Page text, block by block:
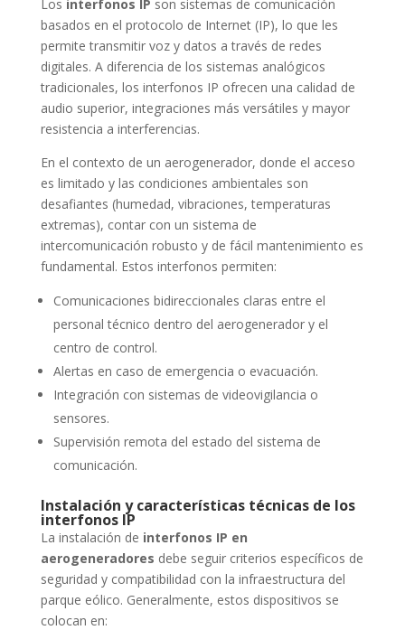
Los interfonos IP son sistemas de comunicación
basados en el protocolo de Internet (IP), lo que les
permite transmitir voz y datos a través de redes
digitales. A diferencia de los sistemas analógicos
tradicionales, los interfonos IP ofrecen una calidad de
audio superior, integraciones más versátiles y mayor
resistencia a interferencias.
En el contexto de un aerogenerador, donde el acceso
es limitado y las condiciones ambientales son
desafiantes (humedad, vibraciones, temperaturas
extremas), contar con un sistema de
intercomunicación robusto y de fácil mantenimiento es
fundamental. Estos interfonos permiten:
Comunicaciones bidireccionales claras entre el
personal técnico dentro del aerogenerador y el
centro de control.
Alertas en caso de emergencia o evacuación.
Integración con sistemas de videovigilancia o
sensores.
Supervisión remota del estado del sistema de
comunicación.
Instalación y características técnicas de los
interfonos IP
La instalación de interfonos IP en
aerogeneradores debe seguir criterios específicos de
seguridad y compatibilidad con la infraestructura del
parque eólico. Generalmente, estos dispositivos se
colocan en: